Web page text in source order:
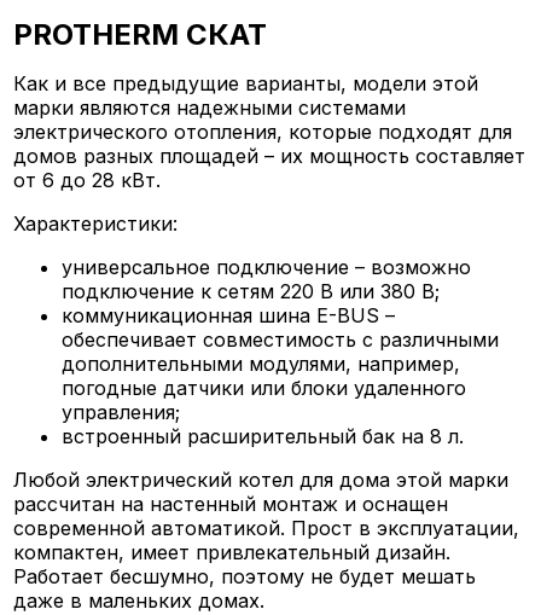
PROTHERM СКАТ
Как и все предыдущие варианты, модели этой
марки являются надежными системами
электрического отопления, которые подходят для
домов разных площадей – их мощность составляет
от 6 до 28 кВт.
Характеристики:
универсальное подключение – возможно
подключение к сетям 220 В или 380 В;
коммуникационная шина E-BUS –
обеспечивает совместимость с различными
дополнительными модулями, например,
погодные датчики или блоки удаленного
управления;
встроенный расширительный бак на 8 л.
Любой электрический котел для дома этой марки
рассчитан на настенный монтаж и оснащен
современной автоматикой. Прост в эксплуатации,
компактен, имеет привлекательный дизайн.
Работает бесшумно, поэтому не будет мешать
даже в маленьких домах.